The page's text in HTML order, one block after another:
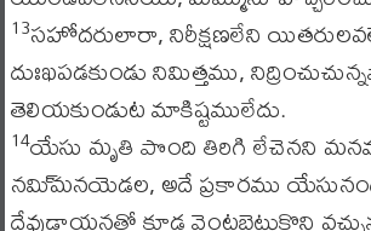
13సహోదరులారా, నిరీక్షణలేని
దుఃఖపడకుండు నిమిత్తము,
తెలియకుండుట మాకిష్టములేదు.
14యేసు మృతి పొంది తిరిగి లేచెనని
నమి్మనయెడల, అదే ప్రకారము
దేవుడాయనతో కూడ వెంటబెట్టుకొని